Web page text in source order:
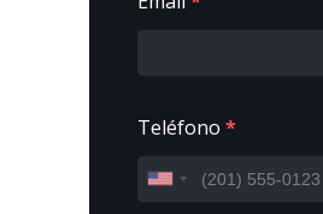
Teléfono *